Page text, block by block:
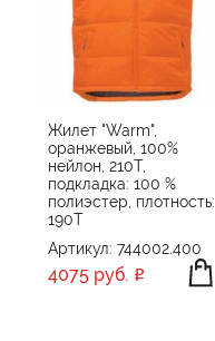
Жилет "Warm",
оранжевый, 100%
нейлон, 210Т,
подкладка: 100 %
полиэстер, плотность:
190T
Артикул: 744002.400
4075 руб.